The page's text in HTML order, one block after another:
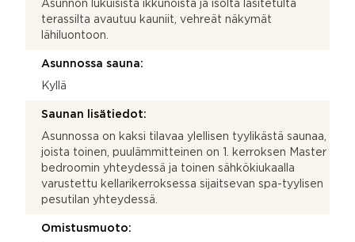
Asunnon lukuisista ikkunoista ja isolta lasitetulta
terassilta avautuu kauniit, vehreät näkymät
lähiluontoon.
Asunnossa sauna:
Kyllä
Saunan lisätiedot:
Asunnossa on kaksi tilavaa ylellisen tyylikästä saunaa,
joista toinen, puulämmitteinen on 1. kerroksen Master
bedroomin yhteydessä ja toinen sähkökiukaalla
varustettu kellarikerroksessa sijaitsevan spa-tyylisen
pesutilan yhteydessä.
Omistusmuoto: